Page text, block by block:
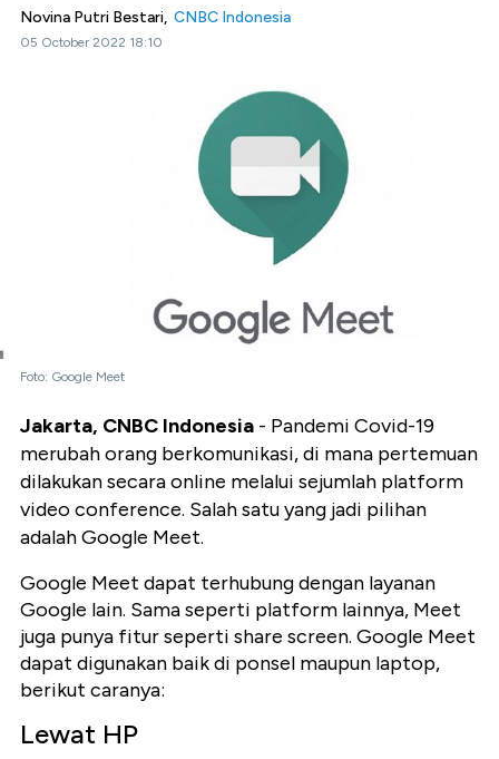
Novina Putri Bestari, CNBC Indonesia
05 October 2022 18:10
Foto: Google Meet
Jakarta, CNBC Indonesia - Pandemi Covid-19
merubah orang berkomunikasi, di mana pertemuan
dilakukan secara online melalui sejumlah platform
video conference. Salah satu yang jadi pilihan
adalah Google Meet.
Google Meet dapat terhubung dengan layanan
Google lain. Sama seperti platform lainnya, Meet
juga punya fitur seperti share screen. Google Meet
dapat digunakan baik di ponsel maupun laptop,
berikut caranya:
Lewat HP